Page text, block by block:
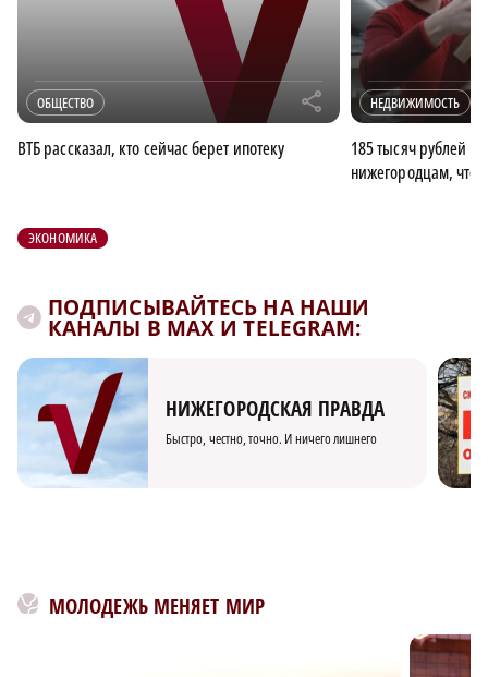
ОБЩЕСТВО r
ВТБ рассказал, кто сейчас берет ипотеку
НЕДВИЖИМОСТЬ
185 тысяч рублей
нижегородцам,
ЭКОНОМИКА
ПОДПИСЫВАЙТЕСЬ НА НАШИ
КАНАЛЫ В MAX И TELEGRAM:
НИЖЕГОРОДСКАЯ ПРАВДА
Быстро, честно, точно. И ничего лишнего
МОЛОДЕЖЬ МЕНЯЕТ МИР